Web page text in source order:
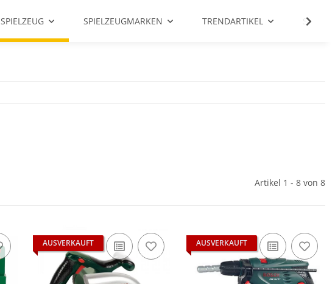
SPIELZEUG SPIELZEUGMARKEN TRENDARTIKEL SALE %
Artikel 1 - 8 von 8
AUSVERKAUFT AUSVERKAUFT